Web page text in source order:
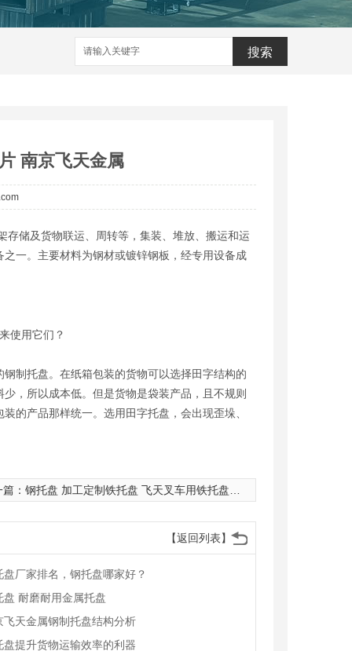
搜索
南京飞天金属
储及货物联运、周转等，集装、堆放、搬运和运
一。主要材料为钢材或镀锌钢板，经专用设备成
使用它们？
制托盘。在纸箱包装的货物可以选择田字结构的
，所以成本低。但是货物是袋装产品，且不规则
的产品那样统一。选用田字托盘，会出现歪垛、
： 钢托盘 加工定制铁托盘 飞天叉车用铁托盘生产
【返回列表】
盘厂家排名，钢托盘哪家好？
盘 耐磨耐用金属托盘
飞天金属钢制托盘结构分析
盘提升货物运输效率的利器